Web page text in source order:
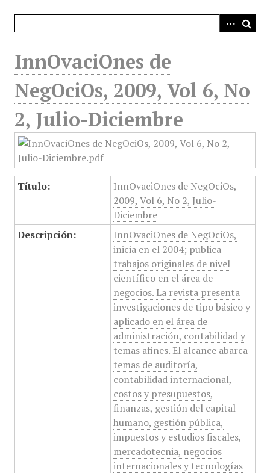
InnOvaciOnes de
NegOciOs, 2009, Vol 6, No
2, Julio-Diciembre
Título:
InnOvaciOnes de NegOciOs,
2009, Vol 6, No 2, Julio-
Diciembre
Descripción:
InnOvaciOnes de NegOciOs,
inicia en el 2004; publica
trabajos originales de nivel
científico en el área de
negocios. La revista presenta
investigaciones de tipo básico y
aplicado en el área de
administración, contabilidad y
temas afines. El alcance abarca
temas de auditoría,
contabilidad internacional,
costos y presupuestos,
finanzas, gestión del capital
humano, gestión pública,
impuestos y estudios fiscales,
mercadotecnia, negocios
internacionales y tecnologías